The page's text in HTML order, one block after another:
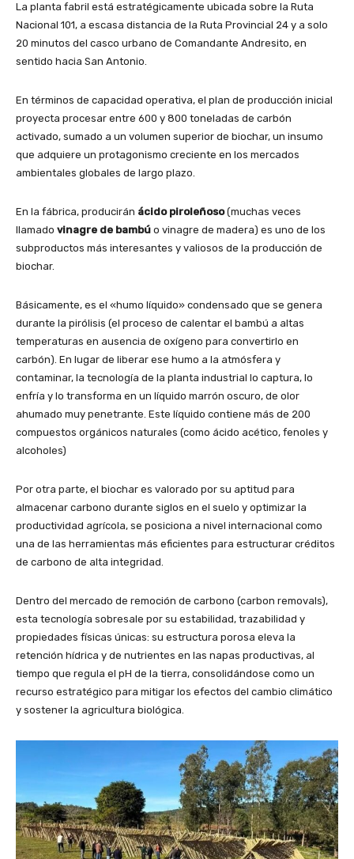
La planta fabril está estratégicamente ubicada sobre la Ruta
Nacional 101, a escasa distancia de la Ruta Provincial 24 y a solo
20 minutos del casco urbano de Comandante Andresito, en
sentido hacia San Antonio.
En términos de capacidad operativa, el plan de producción inicial
proyecta procesar entre 600 y 800 toneladas de carbón
activado, sumado a un volumen superior de biochar, un insumo
que adquiere un protagonismo creciente en los mercados
ambientales globales de largo plazo.
En la fábrica, producirán ácido piroleñoso(muchas veces
llamado vinagre de bambú o vinagre de madera) es uno de los
subproductos más interesantes y valiosos de la producción de
biochar.
Básicamente, es el «humo líquido» condensado que se genera
durante la pirólisis (el proceso de calentar el bambú a altas
temperaturas en ausencia de oxígeno para convertirlo en
carbón). En lugar de liberar ese humo a la atmósfera y
contaminar, la tecnología de la planta industrial lo captura, lo
enfría y lo transforma en un líquido marrón oscuro, de olor
ahumado muy penetrante. Este líquido contiene más de 200
compuestos orgánicos naturales (como ácido acético, fenoles y
alcoholes)
Por otra parte, el biochar es valorado por su aptitud para
almacenar carbono durante siglos en el suelo y optimizar la
productividad agrícola, se posiciona a nivel internacional como
una de las herramientas más eficientes para estructurar créditos
de carbono de alta integridad.
Dentro del mercado de remoción de carbono (carbon removals),
esta tecnología sobresale por su estabilidad, trazabilidad y
propiedades físicas únicas: su estructura porosa eleva la
retención hídrica y de nutrientes en las napas productivas, al
tiempo que regula el pH de la tierra, consolidándose como un
recurso estratégico para mitigar los efectos del cambio climático
y sostener la agricultura biológica.